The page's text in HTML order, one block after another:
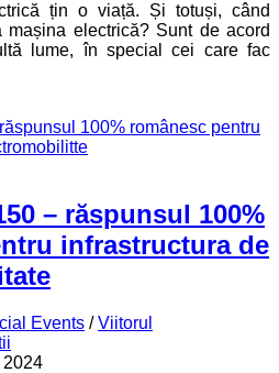
țin o viață. Și totuși, când
mașina electrică? Sunt de acord
lume, în special cei care fac
– răspunsul 100%
infrastructura de
Events /Viitorul
2024